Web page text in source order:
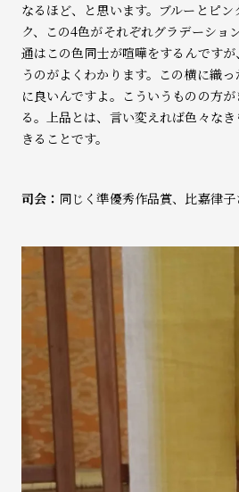
なるほど、と思います。ブルーとピン
ク、この4色がそれぞれグラデーショ
通はこの色同士が喧嘩をするんです
うのがよくわかります。この横に織
に良いんですよ。こういうものの方
る。上品とは、言い変えれば色々な
きることです。
司会： 同じく準優秀作品賞、比嘉律子